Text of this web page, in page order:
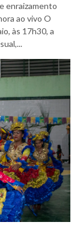
enraizamento
ao vivo O
às 17h30, a